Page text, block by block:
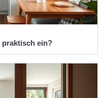
praktisch ein?